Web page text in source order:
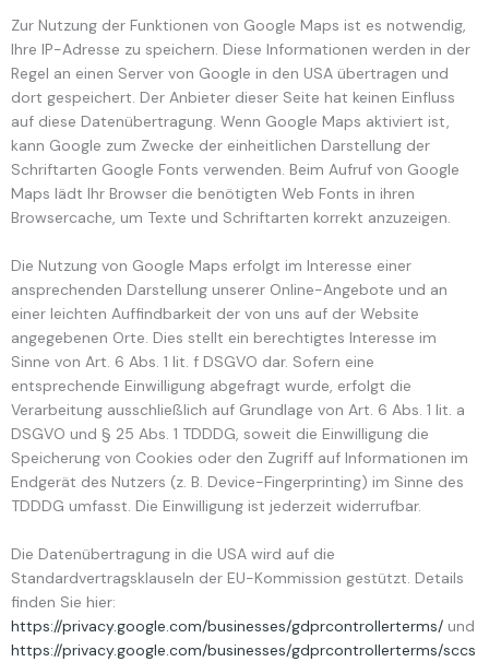
Zur Nutzung der Funktionen von Google Maps ist es notwendig,
Ihre IP-Adresse zu speichern. Diese Informationen werden in der
Regel an einen Server von Google in den USA übertragen und
dort gespeichert. Der Anbieter dieser Seite hat keinen Einfluss
auf diese Datenübertragung. Wenn Google Maps aktiviert ist,
kann Google zum Zwecke der einheitlichen Darstellung der
Schriftarten Google Fonts verwenden. Beim Aufruf von Google
Maps lädt Ihr Browser die benötigten Web Fonts in ihren
Browsercache, um Texte und Schriftarten korrekt anzuzeigen.
Die Nutzung von Google Maps erfolgt im Interesse einer
ansprechenden Darstellung unserer Online-Angebote und an
einer leichten Auffindbarkeit der von uns auf der Website
angegebenen Orte. Dies stellt ein berechtigtes Interesse im
Sinne von Art. 6 Abs. 1 lit. f DSGVO dar. Sofern eine
entsprechende Einwilligung abgefragt wurde, erfolgt die
Verarbeitung ausschließlich auf Grundlage von Art. 6 Abs. 1 lit. a
DSGVO und § 25 Abs. 1 TDDDG, soweit die Einwilligung die
Speicherung von Cookies oder den Zugriff auf Informationen im
Endgerät des Nutzers (z. B. Device-Fingerprinting) im Sinne des
TDDDG umfasst. Die Einwilligung ist jederzeit widerrufbar.
Die Datenübertragung in die USA wird auf die
Standardvertragsklauseln der EU-Kommission gestützt. Details
finden Sie hier:
https://privacy.google.com/businesses/gdprcontrollerterms/ und
https://privacy.google.com/businesses/gdprcontrollerterms/sccs